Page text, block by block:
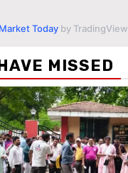
Today by TradingView
MISSED